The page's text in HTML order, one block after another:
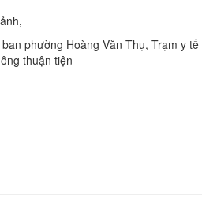
phường Hoàng Văn Thụ, Trạm y
thuận tiện